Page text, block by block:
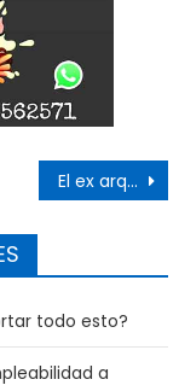
El ex arquero César «Nacho» González será el nuevo DT de Cambaceres
todo esto?
a